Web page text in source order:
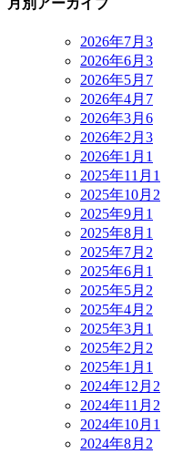
月別アーカイブ
2026年7月 3
2026年6月 3
2026年5月 7
2026年4月 7
2026年3月 6
2026年2月 3
2026年1月 1
2025年11月 1
2025年10月 2
2025年9月 1
2025年8月 1
2025年7月 2
2025年6月 1
2025年5月 2
2025年4月 2
2025年3月 1
2025年2月 2
2025年1月 1
2024年12月 2
2024年11月 2
2024年10月 1
2024年8月 2